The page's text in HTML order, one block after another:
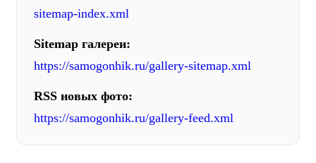
sitemap-index.xml
Sitemap галереи:
https://samogonhik.ru/gallery-sitemap.xml
RSS новых фото:
https://samogonhik.ru/gallery-feed.xml